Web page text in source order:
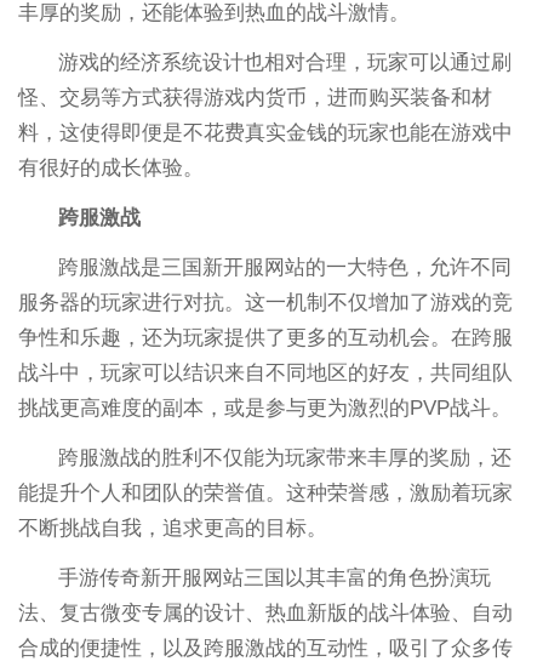
丰厚的奖励，还能体验到热血的战斗激情。
游戏的经济系统设计也相对合理，玩家可以通过刷
怪、交易等方式获得游戏内货币，进而购买装备和材
料，这使得即便是不花费真实金钱的玩家也能在游戏中
有很好的成长体验。
跨服激战
跨服激战是三国新开服网站的一大特色，允许不同
服务器的玩家进行对抗。这一机制不仅增加了游戏的竞
争性和乐趣，还为玩家提供了更多的互动机会。在跨服
战斗中，玩家可以结识来自不同地区的好友，共同组队
挑战更高难度的副本，或是参与更为激烈的PVP战斗。
跨服激战的胜利不仅能为玩家带来丰厚的奖励，还
能提升个人和团队的荣誉值。这种荣誉感，激励着玩家
不断挑战自我，追求更高的目标。
手游传奇新开服网站三国以其丰富的角色扮演玩
法、复古微变专属的设计、热血新版的战斗体验、自动
合成的便捷性，以及跨服激战的互动性，吸引了众多传